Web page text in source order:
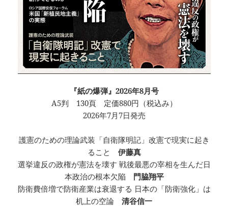
『紙の爆弾』2026年8月号
A5判 130頁 定価880円（税込み）
2026年7月7日発売
護憲のための理論武装「自衛隊明記」改憲で現実に起き
ること 伊藤真
選挙違反の政権が憲法を壊す 戦後最悪の宰相を生んだ日
本政治の根本欠陥 門脇翔平
防衛費倍増で防衛産業は衰退する 日本の「防衛強化」は
机上の空論 清谷信一